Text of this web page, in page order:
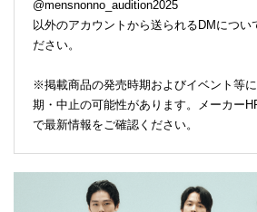
@mensnonno_audition2025
以外のアカウントから送られるDMについ
ださい。
※掲載商品の発売時期およびイベント等
期・中止の可能性があります。メーカー
で最新情報をご確認ください。